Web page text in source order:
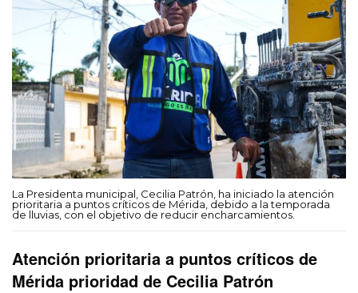
La Presidenta municipal, Cecilia Patrón, ha iniciado la atención
prioritaria a puntos críticos de Mérida, debido a la temporada
de lluvias, con el objetivo de reducir encharcamientos.
Atención prioritaria a puntos críticos de
Mérida prioridad de Cecilia Patrón